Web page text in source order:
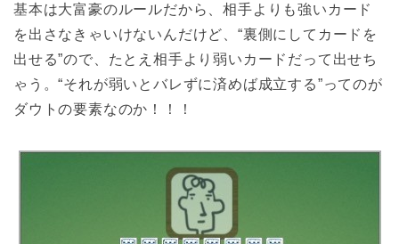
基本は大富豪のルールだから、相手よりも強いカード
を出さなきゃいけないんだけど、“裏側にしてカードを
出せる”ので、たとえ相手より弱いカードだって出せち
ゃう。“それが弱いとバレずに済めば成立する”ってのが
ダウトの要素なのか！！！